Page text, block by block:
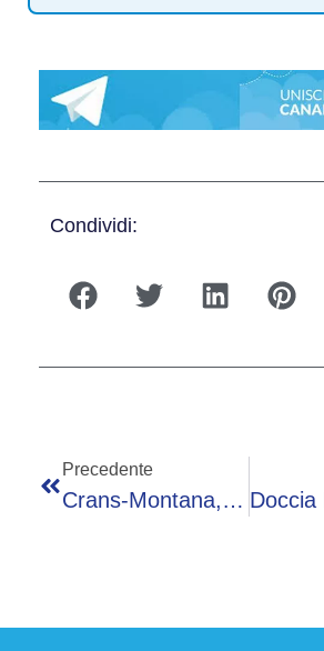
Condividi:
Precedente
Crans-Montana, Indagato Anche Il Sindaco